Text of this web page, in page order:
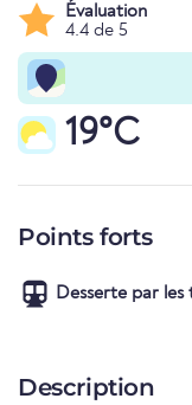
Évaluation
4.4 de 5
19°C
Points forts
Desserte par les
Description